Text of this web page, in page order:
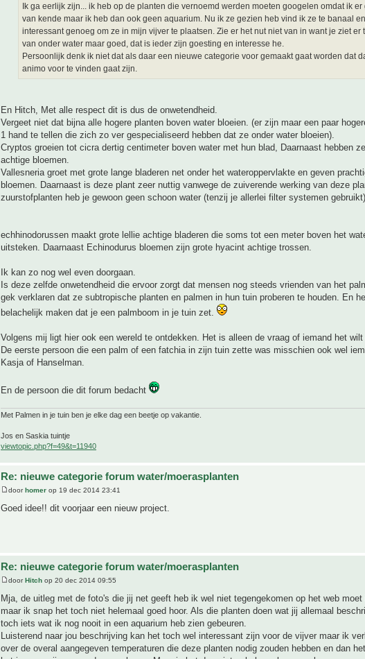
Ik ga eerlijk zijn... ik heb op de planten die vernoemd werden moeten googelen omdat ik er
van kende maar ik heb dan ook geen aquarium. Nu ik ze gezien heb vind ik ze te banaal
interessant genoeg om ze in mijn vijver te plaatsen. Zie er het nut niet van in want je ziet er
van onder water maar goed, dat is ieder zijn goesting en interesse he.
Persoonlijk denk ik niet dat als daar een nieuwe categorie voor gemaakt gaat worden dat
animo voor te vinden gaat zijn.
En Hitch, Met alle respect dit is dus de onwetendheid.
Vergeet niet dat bijna alle hogere planten boven water bloeien. (er zijn maar een paar
1 hand te tellen die zich zo ver gespecialiseerd hebben dat ze onder water bloeien).
Cryptos groeien tot cicra dertig centimeter boven water met hun blad, Daarnaast hebben
achtige bloemen.
Vallesneria groet met grote lange bladeren net onder het wateroppervlakte en geven
bloemen. Daarnaast is deze plant zeer nuttig vanwege de zuiverende werking van deze
zuurstofplanten heb je gewoon geen schoon water (tenzij je allerlei filter systemen gebruikt).
echhinodorussen maakt grote lellie achtige bladeren die soms tot een meter boven het
uitsteken. Daarnaast Echinodurus bloemen zijn grote hyacint achtige trossen.
Ik kan zo nog wel even doorgaan.
Is deze zelfde onwetendheid die ervoor zorgt dat mensen nog steeds vrienden van het
gek verklaren dat ze subtropische planten en palmen in hun tuin proberen te houden. En
belachelijk maken dat je een palmboom in je tuin zet.
Volgens mij ligt hier ook een wereld te ontdekken. Het is alleen de vraag of iemand het wilt
De eerste persoon die een palm of een fatchia in zijn tuin zette was misschien ook wel
Kasja of Hanselman.
En de persoon die dit forum bedacht
Met Palmen in je tuin ben je elke dag een beetje op vakantie.
Jos en Saskia tuintje
viewtopic.php?f=49&t=11940
Re: nieuwe categorie forum water/moerasplanten
doorhomer op 19 dec 2014 23:41
Goed idee!! dit voorjaar een nieuw project.
Re: nieuwe categorie forum water/moerasplanten
doorHitch op 20 dec 2014 09:55
Mja, de uitleg met de foto's die jij net geeft heb ik wel niet tegengekomen op het web moet
maar ik snap het toch niet helemaal goed hoor. Als die planten doen wat jij allemaal
toch iets wat ik nog nooit in een aquarium heb zien gebeuren.
Luisterend naar jou beschrijving kan het toch wel interessant zijn voor de vijver maar ik
over de overal aangegeven temperaturen die deze planten nodig zouden hebben en dan